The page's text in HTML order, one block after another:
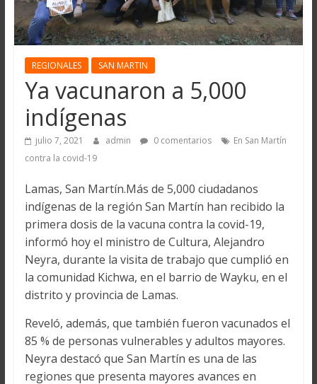
REGIONALES SAN MARTIN
Ya vacunaron a 5,000
indígenas
julio 7, 2021 admin 0 comentarios
En San Martín
contra la covid-19
Lamas, San Martín.Más de 5,000 ciudadanos
indígenas de la región San Martín han recibido la
primera dosis de la vacuna contra la covid-19,
informó hoy el ministro de Cultura, Alejandro
Neyra, durante la visita de trabajo que cumplió en
la comunidad Kichwa, en el barrio de Wayku, en el
distrito y provincia de Lamas.
Reveló, además, que también fueron vacunados el
85 % de personas vulnerables y adultos mayores.
Neyra destacó que San Martín es una de las
regiones que presenta mayores avances en